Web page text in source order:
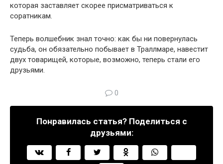
которая заставляет скорее присматриваться к
соратникам.
Теперь волшебник знал точно: как бы ни повернулась
судьба, он обязательно побывает в Траллмаре, навестит
двух товарищей, которые, возможно, теперь стали его
друзьями.
0
Понравилась статья? Поделиться с
друзьями: